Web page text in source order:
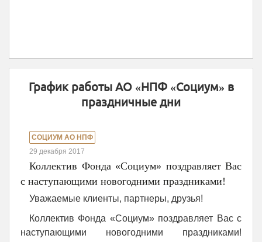
График работы АО «НПФ «Социум» в
праздничные дни
СОЦИУМ АО НПФ
29 декабря 2017
Коллектив Фонда «Социум» поздравляет Вас
с наступающими новогодними праздниками!
Уважаемые клиенты, партнеры, друзья!
Коллектив Фонда «Социум» поздравляет Вас с
наступающими новогодними праздниками!